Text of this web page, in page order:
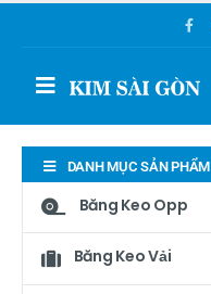
DANH MỤC SẢN PHẨM
Băng Keo Opp
Băng Keo Vải